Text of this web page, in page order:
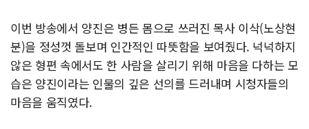
이번 방송에서 양진은 병든 몸으로 쓰러진 목사 이삭(노상현
분)을 정성껏 돌보며 인간적인 따뜻함을 보여줬다. 넉넉하지
않은 형편 속에서도 한 사람을 살리기 위해 마음을 다하는 모
습은 양진이라는 인물의 깊은 선의를 드러내며 시청자들의
마음을 움직였다.